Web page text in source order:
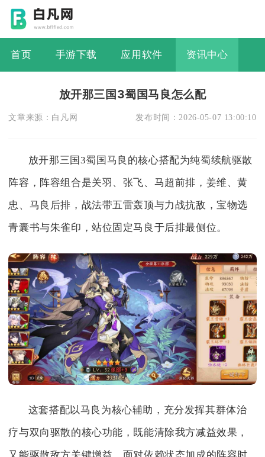
首页 手游下载 应用软件 资讯中心
放开那三国3蜀国马良怎么配
文章来源： 白凡网 发布时间： 2026-05-07 13:00:10
放开那三国3蜀国马良的核心搭配为纯蜀续航驱散
阵容，阵容组合是关羽、张飞、马超前排，姜维、黄
忠、马良后排，战法带五雷轰顶与力战抗敌，宝物选
青囊书与朱雀印，站位固定马良于后排最侧位。
这套搭配以马良为核心辅助，充分发挥其群体治
疗与双向驱散的核心功能，既能清除我方减益效果，